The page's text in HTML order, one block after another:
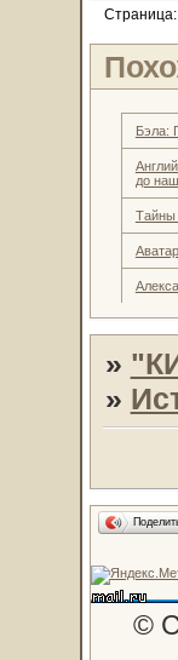
Страница:
Бэла:
до
Тайны
»
»
©